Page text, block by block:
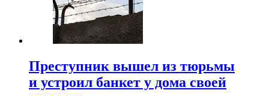
Преступник вышел из тюрьмы
и устроил банкет у дома своей